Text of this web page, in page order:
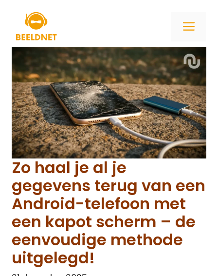
inhoud
Zo haal je al je
gegevens terug van een
Android-telefoon met
een kapot scherm – de
eenvoudige methode
uitgelegd!